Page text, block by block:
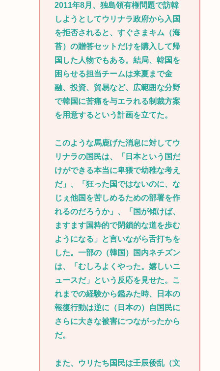
2011年8月、独島領有権問題で訪韓
しようとしてウリナラ政府から入国
を拒否されると、すぐさまキム（海
苔）の贈答セットだけを購入して帰
国した人物でもある。結局、韓国を
困らせる担当チームは来夏まで金
融、投資、貿易など、広範囲な分野
で韓国に苦痛を与エラれる制裁方案
を用意するという計画を立てた。
このような馬鹿げた消息に対してウ
リナラの国民は、「日本という国だ
けができる本当に卑猥で幼稚な考え
だ」、「狂った国ではないのに、な
じぇ他国を苦しめるための部署を作
れるのだろうか」、「国が傾けば、
ますます国粋的で閉鎖的な道を歩む
ようになる」と言いながら舌打ちを
した。一部の（韓国）国内ネチズン
は、「むしろよくやった。嬉しいニ
ュースだ」という反応を見せた。こ
れまでの経験から鑑みた時、日本の
報復行動は逆に（日本の）自国民に
さらに大きな被害につながったから
だ。
また、ウリたち国民は壬辰倭乱（文